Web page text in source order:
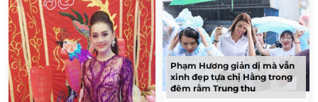
Phạm Hương giản dị mà vẫn
xinh đẹp tựa chị Hằng trong
đêm rằm Trung thu